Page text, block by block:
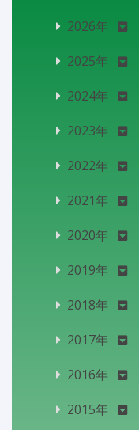
2026年
2025年
2024年
2023年
2022年
2021年
2020年
2019年
2018年
2017年
2016年
2015年